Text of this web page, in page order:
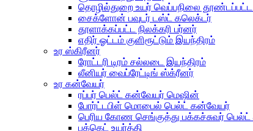
தொழில்துறை உயர் வெப்பநிலை தூண்டப்பட்ட
சைக்ளோன் பவுடர் டஸ்ட் கலெக்டர்
தூளாக்கப்பட்ட நிலக்கரி பர்னர்
எதிர் ஓட்டம் குளிரூட்டும் இயந்திரம்
உர ஸ்கிரீனர்
ரோட்டரி டிரம் சல்லடை இயந்திரம்
லீனியர் வைப்ரேட்டிங் ஸ்க்ரீனர்
உர கன்வேயர்
ரப்பர் பெல்ட் கன்வேயர் மெஷின்
போர்ட்டபிள் மொபைல் பெல்ட் கன்வேயர்
பெரிய கோண செங்குத்து பக்கச்சுவர்
பக்கெட் உயர்த்தி